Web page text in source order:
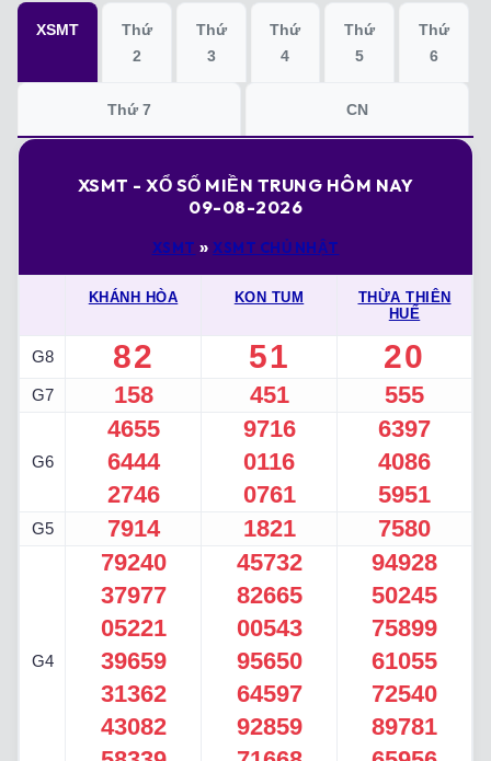
XSMT
Thứ
2
Thứ
3
Thứ
4
Thứ
5
Thứ
6
Thứ 7 CN
XSMT - XỔ SỐ MIỀN TRUNG HÔM NAY
09-08-2026
XSMT » XSMT CHỦ NHẬT
KHÁNH HÒA KON TUM
THỪA THIÊN
HUẾ
G8 82 51 20
G7 158 451 555
G6
4655
6444
2746
9716
0116
0761
6397
4086
5951
G5 7914 1821 7580
G4
79240
37977
05221
39659
31362
43082
45732
82665
00543
95650
64597
92859
94928
50245
75899
61055
72540
89781